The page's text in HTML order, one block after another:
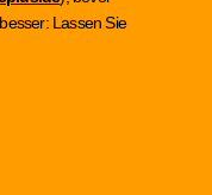
Lassen Sie